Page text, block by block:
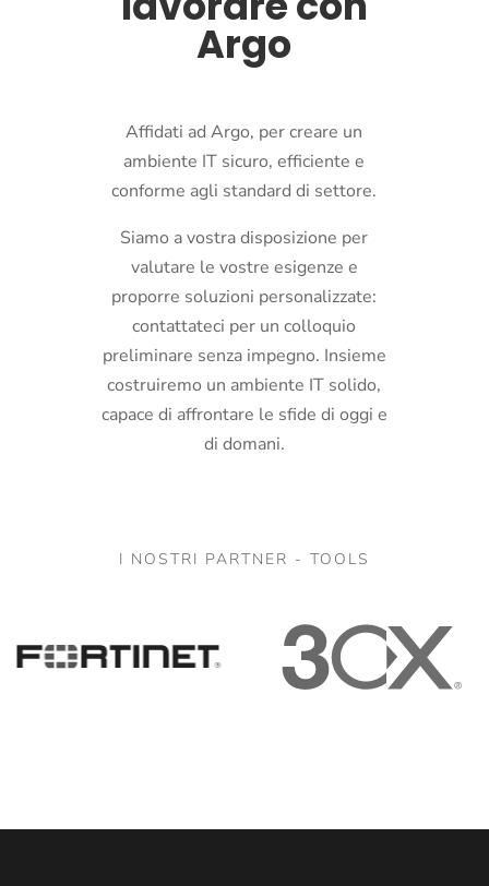
Argo
Affidati ad Argo, per creare un
ambiente IT sicuro, efficiente e
conforme agli standard di settore.
Siamo a vostra disposizione per
valutare le vostre esigenze e
proporre soluzioni personalizzate:
contattateci per un colloquio
preliminare senza impegno. Insieme
costruiremo un ambiente IT solido,
capace di affrontare le sfide di oggi e
di domani.
I NOSTRI PARTNER - TOOLS